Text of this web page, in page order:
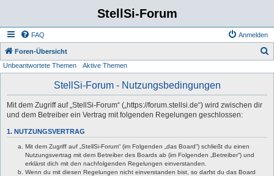
StellSi-Forum
FAQ Anmelden
Foren-Übersicht
Unbeantwortete Themen Aktive Themen
StellSi-Forum - Nutzungsbedingungen
Mit dem Zugriff auf „StellSi-Forum“ („https://forum.stellsi.de“) wird zwischen dir
und dem Betreiber ein Vertrag mit folgenden Regelungen geschlossen:
1. NUTZUNGSVERTRAG
Mit dem Zugriff auf „StellSi-Forum“ (im Folgenden „das Board“) schließt du einen
Nutzungsvertrag mit dem Betreiber des Boards ab (im Folgenden „Betreiber“) und
erklärst dich mit den nachfolgenden Regelungen einverstanden.
Wenn du mit diesen Regelungen nicht einverstanden bist, so darfst du das Board